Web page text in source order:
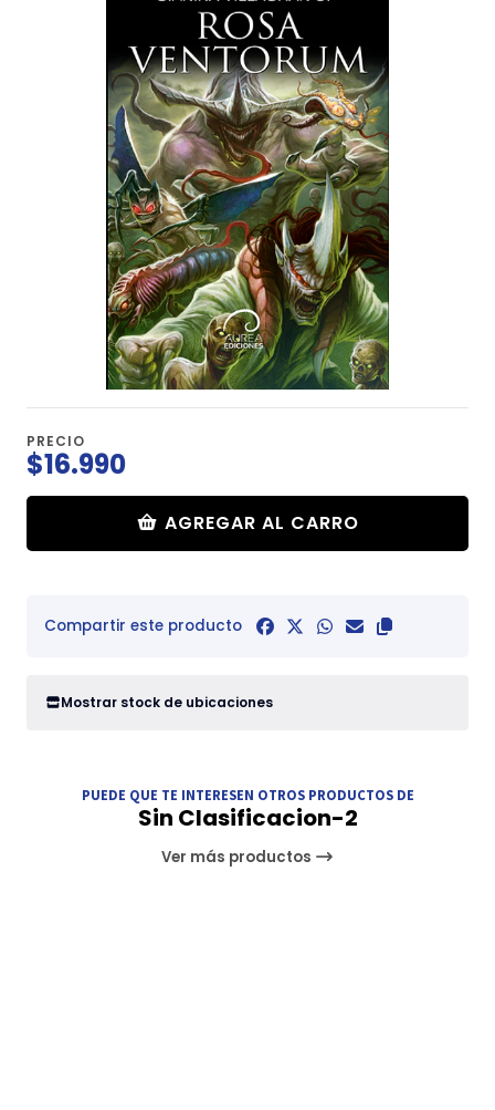
PRECIO
$16.990
AGREGAR AL CARRO
Compartir este producto
Mostrar stock de ubicaciones
PUEDE QUE TE INTERESEN OTROS PRODUCTOS DE
Sin Clasificacion-2
Ver más productos